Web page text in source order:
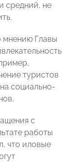
средний, не
мнению Главы
туристов
социально-
с
работы
что иловые